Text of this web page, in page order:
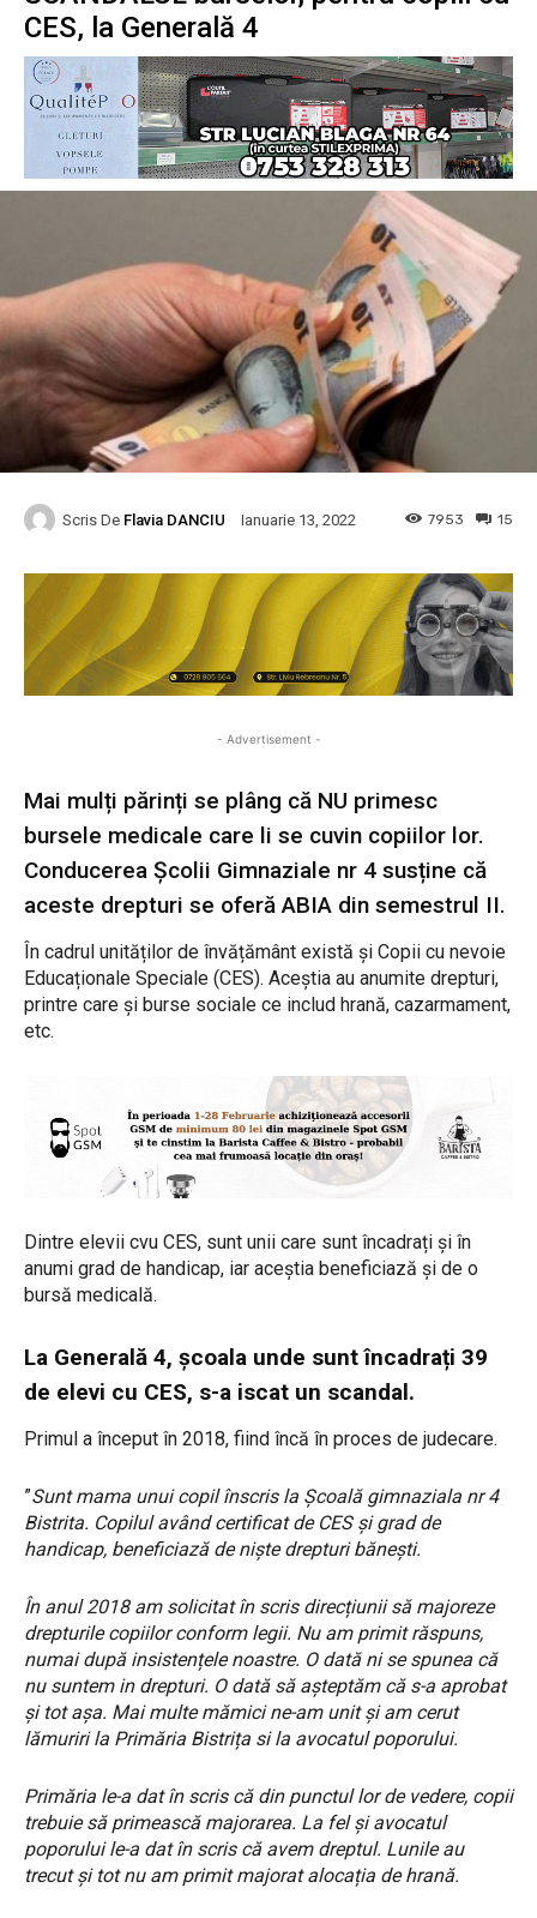
CES, la Generală 4
Scris De Flavia DANCIU Ianuarie 13, 2022 15
7953
- Advertisement -
Mai mulți părinți se plâng că NU primesc
bursele medicale care li se cuvin copiilor lor.
Conducerea Școlii Gimnaziale nr 4 susține că
aceste drepturi se oferă ABIA din semestrul II.
În cadrul unităților de învățământ există și Copii cu nevoie
Educaționale Speciale (CES). Aceștia au anumite drepturi,
printre care și burse sociale ce includ hrană, cazarmament,
etc.
Dintre elevii cvu CES, sunt unii care sunt încadrați și în
anumi grad de handicap, iar aceștia beneficiază și de o
bursă medicală.
La Generală 4, școala unde sunt încadrați 39
de elevi cu CES, s-a iscat un scandal.
Primul a început în 2018, fiind încă în proces de judecare.
”Sunt mama unui copil înscris la Școală gimnaziala nr 4
Bistrita. Copilul având certificat de CES și grad de
handicap, beneficiază de niște drepturi bănești.
În anul 2018 am solicitat în scris direcțiunii să majoreze
drepturile copiilor conform legii. Nu am primit răspuns,
numai după insistențele noastre. O dată ni se spunea că
nu suntem in drepturi. O dată să așteptăm că s-a aprobat
și tot așa. Mai multe mămici ne-am unit și am cerut
lămuriri la Primăria Bistrița si la avocatul poporului.
Primăria le-a dat în scris că din punctul lor de vedere, copii
trebuie să primească majorarea. La fel și avocatul
poporului le-a dat în scris că avem dreptul. Lunile au
trecut și tot nu am primit majorat alocația de hrană.